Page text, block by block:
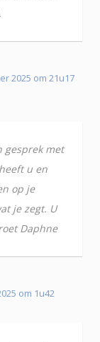
2025 om 21u17
gesprek met
u en
op je
je zegt. U
Daphne
om 1u42